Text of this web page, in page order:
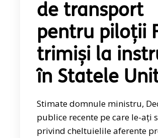
de transport
pentru piloții
trimiși la
în Statele
Stimate domnule ministru,
publice recente pe care le-ați
privind cheltuielile aferente